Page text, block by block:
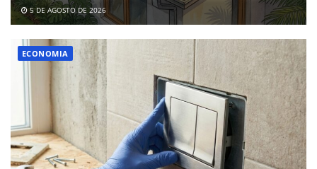
5 DE AGOSTO DE 2026
ECONOMIA